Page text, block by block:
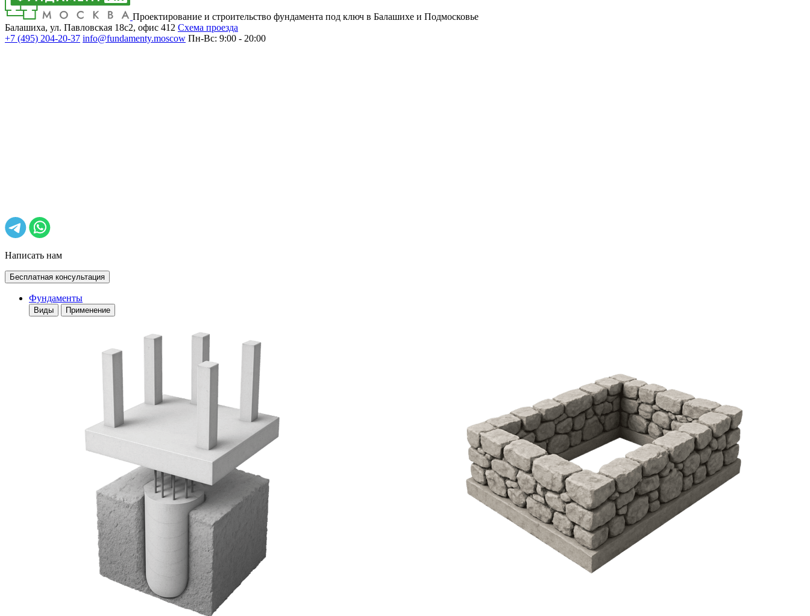
Проектирование и строительство фундамента под ключ в Балашихе и Подмосковье
Балашиха, ул. Павловская 18с2, офис 412 Cхема проезда
+7 (495) 204-20-37 info@fundamenty.moscow Пн-Вс: 9:00 - 20:00
Написать нам
Бесплатная консультация
Фундаменты
Виды Применение